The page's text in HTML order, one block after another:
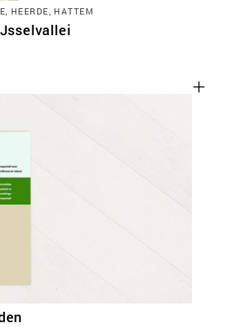
HEERDE, HATTEM